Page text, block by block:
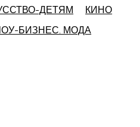
ДЕТЯМ
КИНО
БИЗНЕС. МОДА